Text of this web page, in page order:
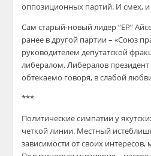
оппозиционных партий. И смех, и
Сам старый-новый лидер “ЕР”
ранее в другой партии – «Союз
руководителем депутатской
либералом. Либералов
обтекаемо говоря, в слабой
***
Политические симпатии у
четкой линии. Местный
зависимости от своих